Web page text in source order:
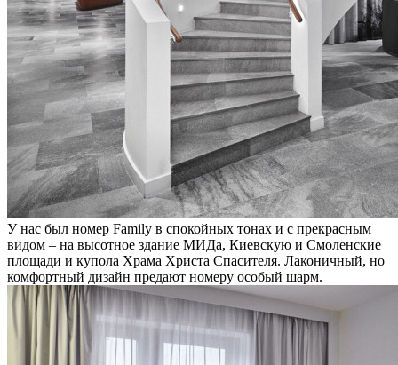
У нас был номер Family в спокойных тонах и с прекрасным
видом – на высотное здание МИДа, Киевскую и Смоленские
площади и купола Храма Христа Спасителя. Лаконичный, но
комфортный дизайн предают номеру особый шарм.